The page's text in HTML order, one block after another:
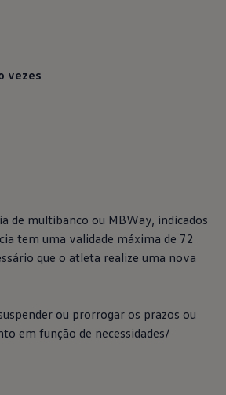
vezes
de multibanco ou MBWay, indicados
tem uma validade máxima de 72
que o atleta realize uma nova
ou prorrogar os prazos ou
em função de necessidades/